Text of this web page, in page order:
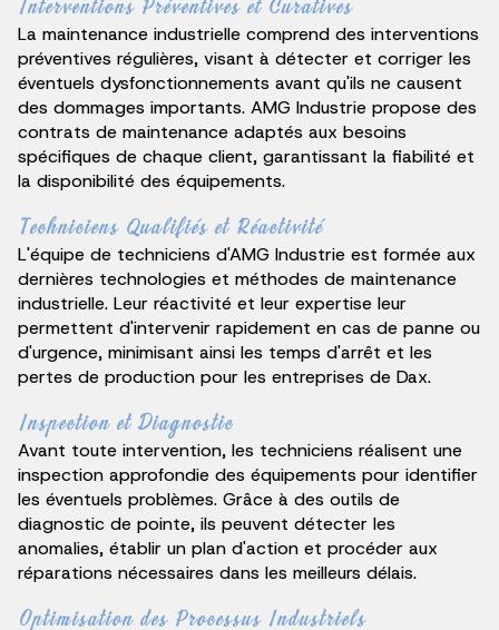
Interventions Préventives et Curatives
La maintenance industrielle comprend des interventions
préventives régulières, visant à détecter et corriger les
éventuels dysfonctionnements avant qu'ils ne causent
des dommages importants. AMG Industrie propose des
contrats de maintenance adaptés aux besoins
spécifiques de chaque client, garantissant la fiabilité et
la disponibilité des équipements.
Techniciens Qualifiés et Réactivité
L'équipe de techniciens d'AMG Industrie est formée aux
dernières technologies et méthodes de maintenance
industrielle. Leur réactivité et leur expertise leur
permettent d'intervenir rapidement en cas de panne ou
d'urgence, minimisant ainsi les temps d'arrêt et les
pertes de production pour les entreprises de Dax.
Inspection et Diagnostic
Avant toute intervention, les techniciens réalisent une
inspection approfondie des équipements pour identifier
les éventuels problèmes. Grâce à des outils de
diagnostic de pointe, ils peuvent détecter les
anomalies, établir un plan d'action et procéder aux
réparations nécessaires dans les meilleurs délais.
Optimisation des Processus Industriels